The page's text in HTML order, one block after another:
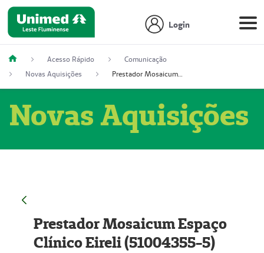
Login
Acesso Rápido
Comunicação
Novas Aquisições
Prestador Mosaicum Espaço Clínico Eireli (51004355-5)
Novas Aquisições
Prestador Mosaicum Espaço
Clínico Eireli (51004355-5)